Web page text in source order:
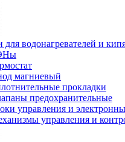
для водонагревателей и
магниевый
прокладки
предохранительные
управления и
управления и